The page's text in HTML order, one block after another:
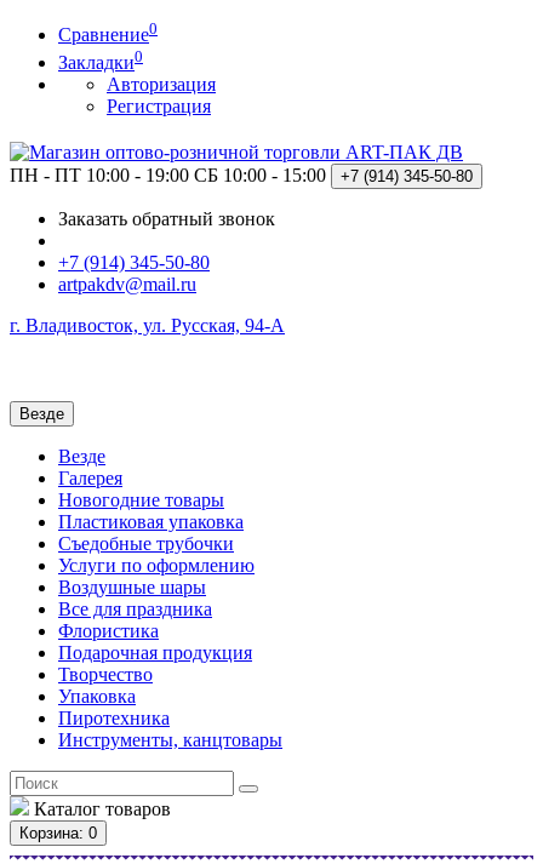
Сравнение0
Закладки0
Авторизация
Регистрация
ПН - ПТ 10:00 - 19:00 СБ 10:00 - 15:00 +7 (914) 345-50-80
Заказать обратный звонок
+7 (914) 345-50-80
artpakdv@mail.ru
г. Владивосток, ул. Русская, 94-А
Везде
Везде
Галерея
Новогодние товары
Пластиковая упаковка
Съедобные трубочки
Услуги по оформлению
Воздушные шары
Все для праздника
Флористика
Подарочная продукция
Творчество
Упаковка
Пиротехника
Инструменты, канцтовары
Каталог товаров
Корзина: 0